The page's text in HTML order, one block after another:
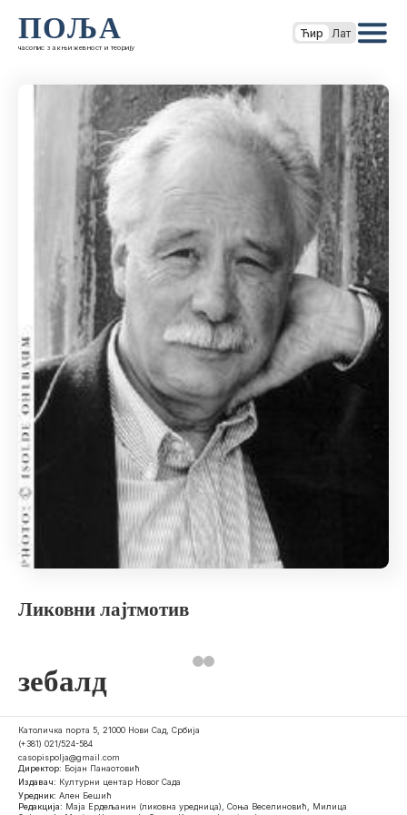
ПОЉА
часопис за књижевност и теорију
Ћир Лат
Ликовни лајтмотив
зебалд
Католичка порта 5, 21000 Нови Сад, Србија
(+381) 021/524-584
casopispolja@gmail.com
Директор: Бојан Панаотовић
Издавач: Културни центар Новог Сада
Уредник: Ален Бешић
Редакција: Маја Ердељанин (ликовна уредница), Соња Веселиновић, Милица